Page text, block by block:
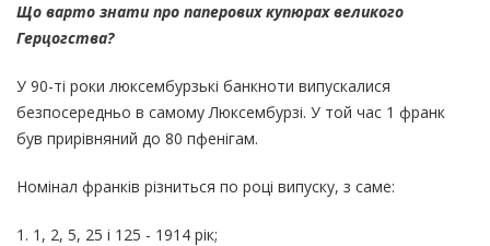
Що варто знати про паперових купюрах великого
Герцогства?
У 90-ті роки люксембурзькі банкноти випускалися
безпосередньо в самому Люксембурзі. У той час 1 франк
був прирівняний до 80 пфенігам.
Номінал франків різниться по році випуску, з саме:
1. 1, 2, 5, 25 і 125 - 1914 рік;